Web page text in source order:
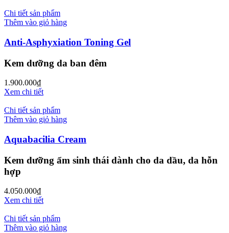
Chi tiết sản phẩm
Thêm vào giỏ hàng
Anti-Asphyxiation Toning Gel
Kem dưỡng da ban đêm
1.900.000₫
Xem chi tiết
Chi tiết sản phẩm
Thêm vào giỏ hàng
Aquabacilia Cream
Kem dưỡng ẩm sinh thái dành cho da dầu, da hỗn
hợp
4.050.000₫
Xem chi tiết
Chi tiết sản phẩm
Thêm vào giỏ hàng